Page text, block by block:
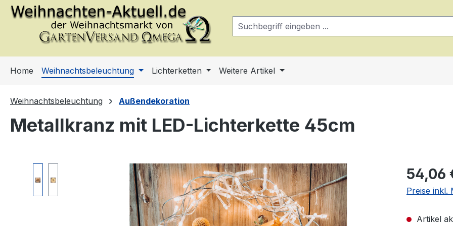
Hauptinhalt springen
Zur Suche springen
Zur Hauptnavigation springen
Home Weihnachtsbeleuchtung Lichterketten Weitere Artikel
Weihnachtsbeleuchtung Außendekoration
Metallkranz mit LED-Lichterkette 45cm
Regulärer
54,06
Preise inkl.
Artikel